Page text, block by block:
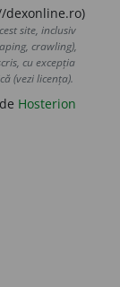
dexonline.ro)
site, inclusiv
crawling),
cu excepția
(vezi licența).
Hosterion